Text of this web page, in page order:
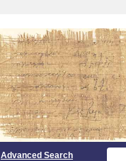
Advanced Search